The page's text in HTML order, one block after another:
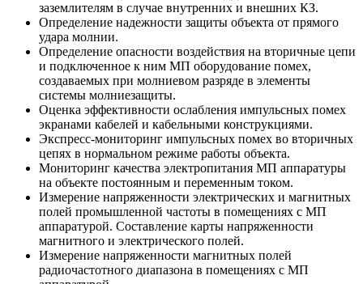
заземлителям в случае внутренних и внешних КЗ.
Определение надежности защиты объекта от прямого
удара молнии.
Определение опасности воздействия на вторичные цепи
и подключенное к ним МП оборудование помех,
создаваемых при молниевом разряде в элементы
системы молниезащиты.
Оценка эффективности ослабления импульсных помех
экранами кабелей и кабельными конструкциями.
Экспресс-мониторинг импульсных помех во вторичных
цепях в нормальном режиме работы объекта.
Мониторинг качества электропитания МП аппаратуры
на объекте постоянным и переменным током.
Измерение напряженности электрических и магнитных
полей промышленной частоты в помещениях с МП
аппаратурой. Составление карты напряженности
магнитного и электрического полей.
Измерение напряженности магнитных полей
радиочастотного диапазона в помещениях с МП